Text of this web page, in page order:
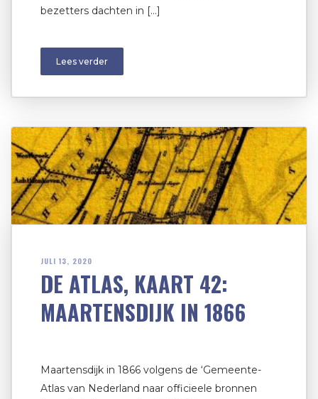
bezetters dachten in […]
Lees verder
JULI 13, 2020
DE ATLAS, KAART 42:
MAARTENSDIJK IN 1866
Maartensdijk in 1866 volgens de ‘Gemeente-
Atlas van Nederland naar officieele bronnen